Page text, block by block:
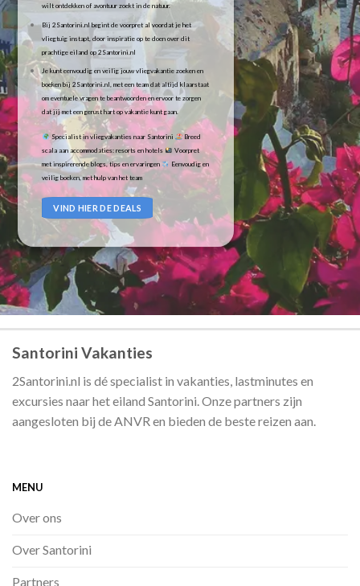
wilt ontdekken of avontuur zoekt in de natuur.
Bij 2Santorini.nl begint de voorpret al voordat je het
vliegtuig instapt, door inspiratie op te doen over dit
prachtige eiland op 2Santorini.nl
Je kunt eenvoudig en veilig jouw vliegvakantie zoeken en
boeken bij 2Santorini.nl, met een team dat altijd klaarstaat
om eventuele vragen te beantwoorden en ervoor te zorgen
dat jij met een gerust hart op vakantie kunt gaan.
Specialist in vliegvakanties naar Santorini
Breed
scala aan accommodaties: resorts en hotels
Voorpret
met inspirerende blogs, tips en ervaringen
Eenvoudig en
veilig boeken, met hulp van het team
VIND HIER DE DEALS
Santorini Vakanties
2Santorini.nl is dé specialist in vakanties, lastminutes en
excursies naar het eiland Santorini. Onze partners zijn
aangesloten bij de ANVR en bieden de beste reizen aan.
MENU
Over ons
Over Santorini
Partners